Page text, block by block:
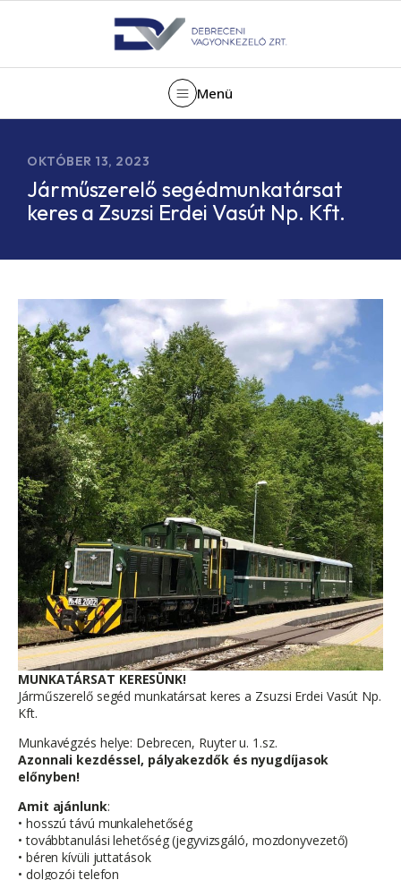
Menü
OKTÓBER 13, 2023
Járműszerelő segédmunkatársat
keres a Zsuzsi Erdei Vasút Np. Kft.
MUNKATÁRSAT KERESÜNK!
Járműszerelő segéd munkatársat keres a Zsuzsi Erdei Vasút Np.
Kft.
Munkavégzés helye: Debrecen, Ruyter u. 1.sz.
Azonnali kezdéssel, pályakezdők és nyugdíjasok
előnyben!
Amit ajánlunk:
• hosszú távú munkalehetőség
• továbbtanulási lehetőség (jegyvizsgáló, mozdonyvezető)
• béren kívüli juttatások
• dolgozói telefon